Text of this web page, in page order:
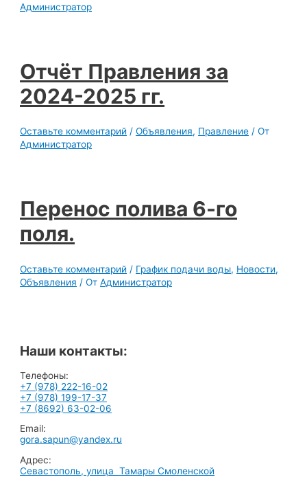
Администратор
Отчёт Правления за
2024-2025 гг.
Оставьте комментарий /Объявления, Правление / От
Администратор
Перенос полива 6-го
поля.
Оставьте комментарий / График подачи воды, Новости,
Объявления / От Администратор
Наши контакты:
Телефоны:
+7 (978) 222-16-02
+7 (978) 199-17-37
+7 (8692) 63-02-06
Email:
gora.sapun@yandex.ru
Адрес:
Севастополь, улица Тамары Смоленской